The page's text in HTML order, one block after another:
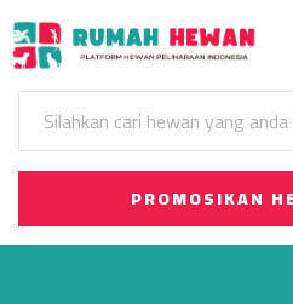
PROMOSIKAN